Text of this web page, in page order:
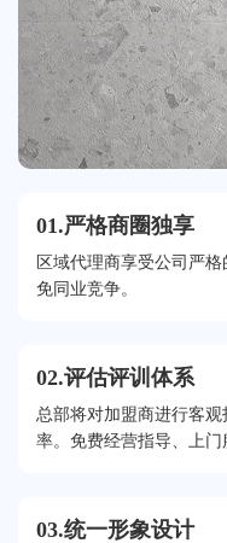
01.严格商圈独享
区域代理商享受公司严
免同业竞争。
02.评估评训体系
总部将对加盟商进行客
率。免费经营指导、上门
03.统一形象设计